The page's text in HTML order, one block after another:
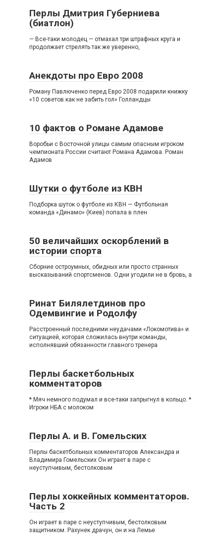
Перлы Дмитрия Губерниева
(биатлон)
— Все-таки молодец — отмахал три штрафных круга и
продолжает стрелять так же уверенно,
Анекдоты про Евро 2008
Роману Павлюченко перед Евро 2008 подарили книжку
«10 советов как не забить гол» Голландцы
10 фактов о Романе Адамове
Воробьи с Восточной улицы самым опасным игроком
чемпионата России считают Романа Адамова. Роман
Адамов
Шутки о футболе из КВН
Подборка шуток о футболе из КВН — Футбольная
команда «Динамо» (Киев) попала в плен
50 величайших оскорблений в
истории спорта
Сборние остроумных, обидных или просто странных
высказываний спортсменов. Одни угодили не в бровь, а
Ринат Билялетдинов про
Одемвингие и Родолфу
Расстроенный последними неудачами «Локомотива» и
ситуацией, которая сложилась внутри команды,
исполнявший обязанности главного тренера
Перлы баскетбольных
комментаторов
* Мяч немного подумал и все-таки запрыгнул в кольцо. *
Игроки НБА с молоком
Перлы А. и В. Гомельских
Перлы баскетбольных комментаторов Александра и
Владимира Гомельских Он играет в паре с
неуступчивым, бестолковым
Перлы хоккейных комментаторов.
Часть 2
Он играет в паре с неуступчивым, бестолковым
защитником. Рахунек драчун, он и на Лемье